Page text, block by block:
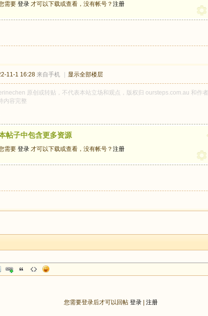
需要 登录 才可以下载或查看，没有帐号？ 注册
11-1 16:28 来自手机 显示全部楼层
原创或转贴，不代表本站立场和观点，版权归 oursteps.com.au 和作
内容完整
帖子中包含更多资源
需要 登录 才可以下载或查看，没有帐号？ 注册
您需要登录后才可以回帖 登录| 注册